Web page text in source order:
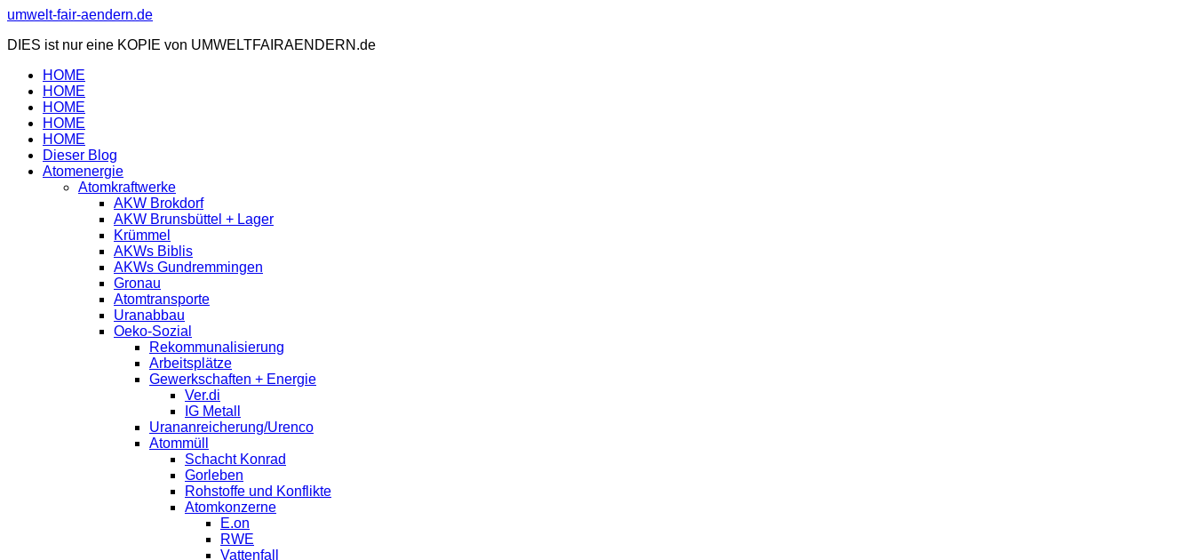
Zum
springen
umwelt-fair-aendern.de
DIES ist nur eine KOPIE von UMWELTFAIRAENDERN.de
HOME
HOME
HOME
HOME
HOME
Dieser Blog
Atomenergie
Atomkraftwerke
AKW Brokdorf
AKW Brunsbüttel + Lager
Krümmel
AKWs Biblis
AKWs Gundremmingen
Gronau
Atomtransporte
Uranabbau
Oeko-Sozial
Rekommunalisierung
Arbeitsplätze
Gewerkschaften + Energie
Ver.di
IG Metall
Urananreicherung/Urenco
Atommüll
Schacht Konrad
Gorleben
Rohstoffe und Konflikte
Atomkonzerne
E.on
RWE
Vattenfall